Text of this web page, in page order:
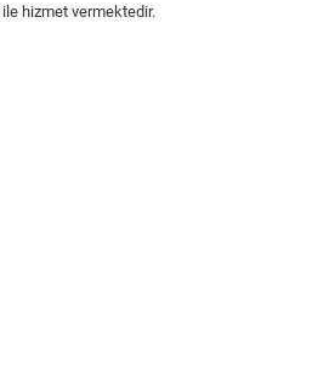
ile hizmet vermektedir.